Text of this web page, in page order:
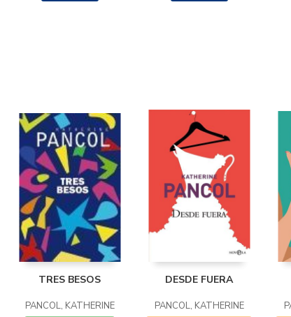
TRES BESOS
PANCOL, KATHERINE
DESDE FUERA
PANCOL, KATHERINE